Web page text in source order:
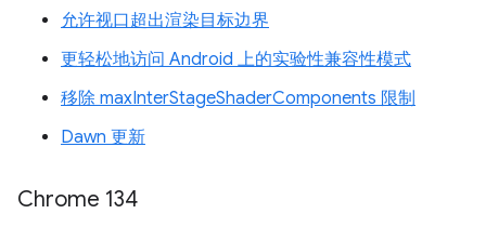
允许视口超出渲染目标边界
更轻松地访问 Android 上的实验性兼容性模式
移除 maxInterStageShaderComponents 限制
Dawn 更新
Chrome 134